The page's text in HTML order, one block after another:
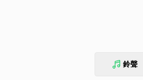
鈴聲